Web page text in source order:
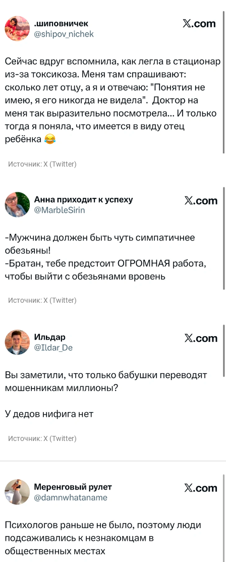
Источник:X (Twitter)
Источник:X (Twitter)
Источник:X (Twitter)